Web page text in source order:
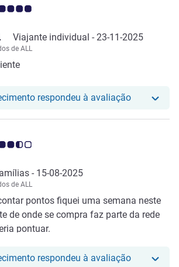
Avis 5.0/5
Viajante individual - 23-11-2025
de ALL
respondeu à avaliaçãoO nosso
Avis 3.5/5
- 15-08-2025
de ALL
pontos fiquei uma semana neste
de onde se compra faz parte da rede
pontuar.
respondeu à avaliaçãoO nosso